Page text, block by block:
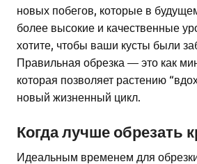
новых побегов, которые в
более высокие и качественные
хотите, чтобы ваши кусты были
Правильная обрезка — это как
которая позволяет растению
новый жизненный цикл.
Когда лучше обрезать
Идеальным временем для